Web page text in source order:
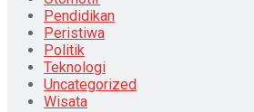
Pendidikan
Peristiwa
Politik
Teknologi
Uncategorized
Wisata